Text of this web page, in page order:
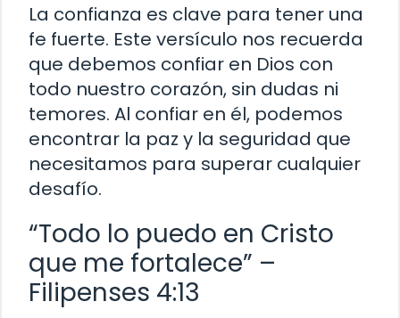
La confianza es clave para tener una
fe fuerte. Este versículo nos recuerda
que debemos confiar en Dios con
todo nuestro corazón, sin dudas ni
temores. Al confiar en él, podemos
encontrar la paz y la seguridad que
necesitamos para superar cualquier
desafío.
“Todo lo puedo en Cristo
que me fortalece” –
Filipenses 4:13